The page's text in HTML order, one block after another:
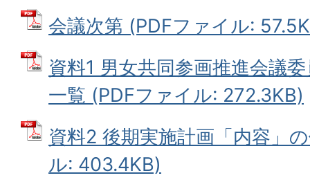
会議次第 (PDFファイル:
資料1 男女共同参画推進会議
一覧 (PDFファイル: 272.3KB)
資料2 後期実施計画「内容」
ル: 403.4KB)